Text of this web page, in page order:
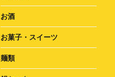
お酒
お菓子・スイーツ
麺類